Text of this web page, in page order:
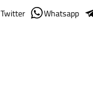
Twitter Whatsapp